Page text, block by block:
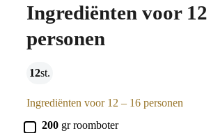
Ingrediënten voor 12
personen
12 st.
Ingrediënten voor 12 – 16 personen
▢
200 gr roomboter